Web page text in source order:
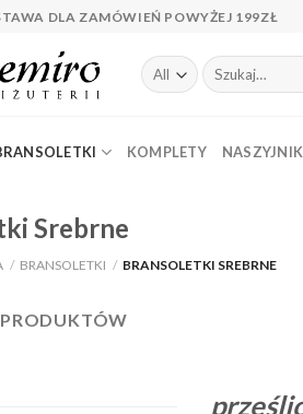
DLA ZAMÓWIEŃ POWYŻEJ 199ZŁ
Szukaj:
KOMPLETY
Srebrne
/ BRANSOLETKI / BRANSOLETKI SREBRNE